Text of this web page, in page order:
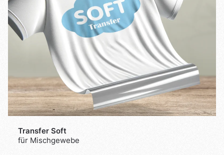
Transfer Soft
für Mischgewebe